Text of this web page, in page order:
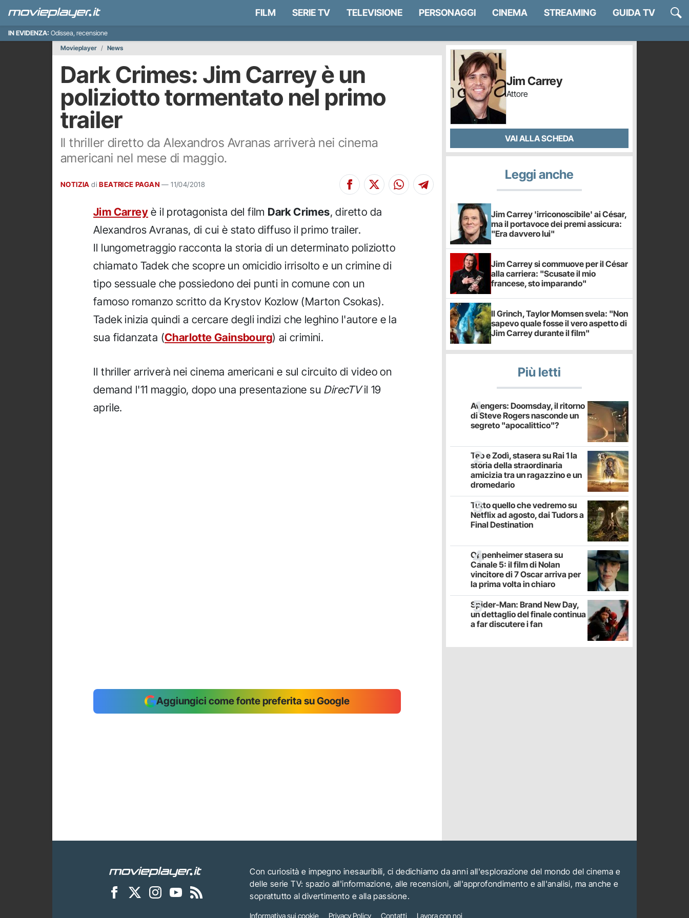
FILM SERIE TV TELEVISIONE PERSONAGGI CINEMA STREAMING GUIDA TV
IN EVIDENZA: Odissea, recensione
Movieplayer
News
Dark Crimes: Jim Carrey è un
poliziotto tormentato nel primo
trailer
Il thriller diretto da Alexandros Avranas arriverà nei cinema
americani nel mese di maggio.
NOTIZIA di BEATRICE PAGAN —11/04/2018
Jim Carrey è il protagonista del film Dark Crimes, diretto da
Alexandros Avranas, di cui è stato diffuso il primo trailer.
Il lungometraggio racconta la storia di un determinato poliziotto
chiamato Tadek che scopre un omicidio irrisolto e un crimine di
tipo sessuale che possiedono dei punti in comune con un
famoso romanzo scritto da Krystov Kozlow (Marton Csokas).
Tadek inizia quindi a cercare degli indizi che leghino l'autore e la
sua fidanzata (Charlotte Gainsbourg) ai crimini.
Il thriller arriverà nei cinema americani e sul circuito di video on
demand l'11 maggio, dopo una presentazione su DirecTVil 19
aprile.
Aggiungici come fonte preferita su Google
Jim Carrey
Attore
VAI ALLA SCHEDA
Leggi anche
Jim Carrey 'irriconoscibile' ai César,
ma il portavoce dei premi assicura:
"Era davvero lui"
Jim Carrey si commuove per il César
alla carriera: "Scusate il mio
francese, sto imparando"
Il Grinch, Taylor Momsen svela: "Non
sapevo quale fosse il vero aspetto di
Jim Carrey durante il film"
Più letti
Avengers: Doomsday, il ritorno
di Steve Rogers nasconde un
segreto "apocalittico"?
Teo e Zodì, stasera su Rai 1 la
storia della straordinaria
amicizia tra un ragazzino e un
dromedario
Tutto quello che vedremo su
Netflix ad agosto, dai Tudors a
Final Destination
Oppenheimer stasera su
Canale 5: il film di Nolan
vincitore di 7 Oscar arriva per
la prima volta in chiaro
Spider-Man: Brand New Day,
un dettaglio del finale continua
a far discutere i fan
Con curiosità e impegno inesauribili, ci dedichiamo da anni all'esplorazione del mondo del cinema e
delle serie TV: spazio all'informazione, alle recensioni, all'approfondimento e all'analisi, ma anche e
soprattutto al divertimento e alla passione.
Informativa sui cookie Privacy Policy Contatti Lavora con noi